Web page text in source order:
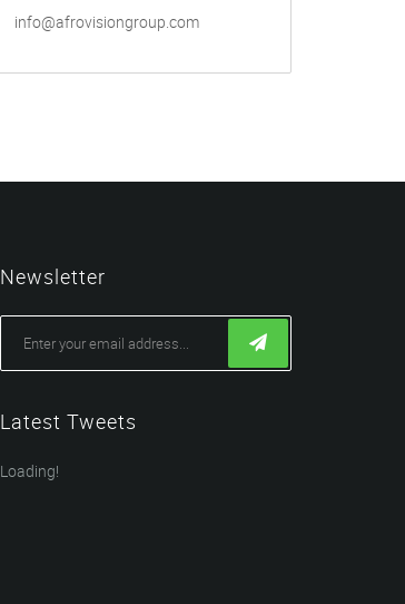
info@afrovisiongroup.com
Newsletter
Latest Tweets
Loading!